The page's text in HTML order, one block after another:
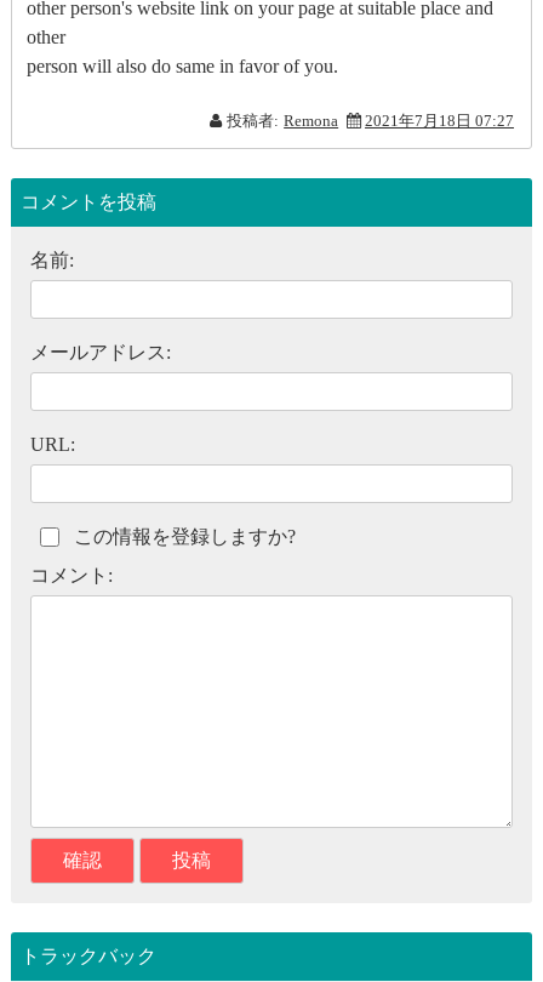
other person's website link on your page at suitable place and
other
person will also do same in favor of you.
投稿者: Remona 2021年7月18日 07:27
コメントを投稿
名前:
メールアドレス:
URL:
この情報を登録しますか?
コメント:
トラックバック